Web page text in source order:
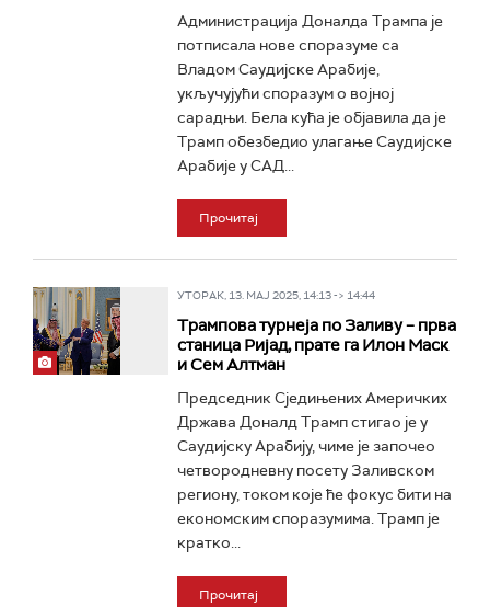
Администрација Доналда Трампа је
потписала нове споразуме са
Владом Саудијске Арабије,
укључујући споразум о војној
сарадњи. Бела кућа је објавила да је
Трамп обезбедио улагање Саудијске
Арабије у САД...
Прочитај
УТОРАК, 13. МАЈ 2025, 14:13 -> 14:44
Трампова турнеја по Заливу – прва
станица Ријад, прате га Илон Маск
и Сем Алтман
Председник Сједињених Америчких
Држава Доналд Трамп стигао је у
Саудијску Арабију, чиме је започео
четвородневну посету Заливском
региону, током које ће фокус бити на
економским споразумима. Трамп је
кратко...
Прочитај